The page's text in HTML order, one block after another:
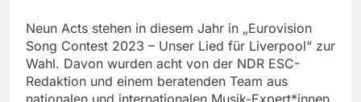
Neun Acts stehen in diesem Jahr in „Eurovision
Song Contest 2023 – Unser Lied für Liverpool“ zur
Wahl. Davon wurden acht von der NDR ESC-
Redaktion und einem beratenden Team aus
nationalen und internationalen Musik-Expert*innen